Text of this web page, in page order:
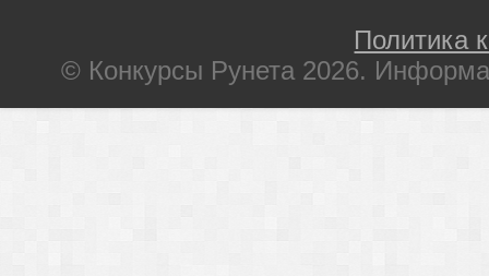
Политика
© Конкурсы Рунета 2026.